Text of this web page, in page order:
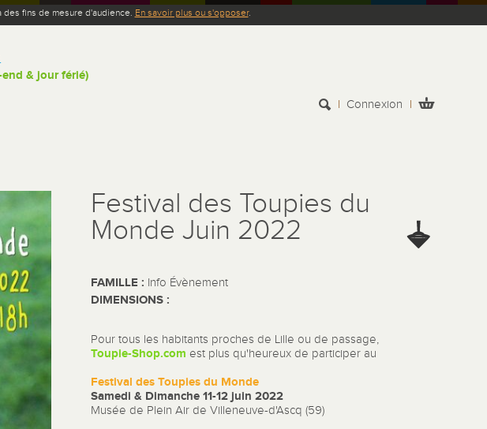
fins de mesure d'audience. En savoir plus ou s'opposer.
& jour férié)
Connexion
Festival des Toupies du
Monde Juin 2022
FAMILLE : Info Évènement
DIMENSIONS :
Pour tous les habitants proches de Lille ou de passage,
Toupie-Shop.com est plus qu'heureux de participer au
Festival des Toupies du Monde
Samedi & Dimanche 11-12 juin 2022
Musée de Plein Air de Villeneuve-d'Ascq (59)